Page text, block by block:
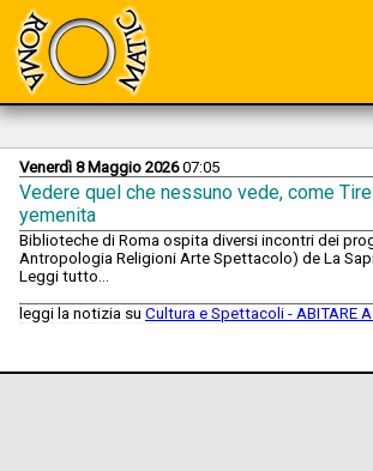
Venerdì 8 Maggio 202607:05
Vedere quel che nessuno vede, come
yemenita
Biblioteche di Roma ospita diversi incontri dei
Antropologia Religioni Arte Spettacolo) de La
Leggi tutto...
leggi la notizia su Cultura e Spettacoli - ABITARE